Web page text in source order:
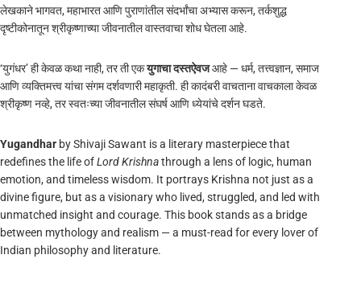
लेखकाने भागवत, महाभारत आणि पुराणांतील संदर्भांचा अभ्यास करून, तर्कशुद्ध
दृष्टीकोनातून श्रीकृष्णाच्या जीवनातील वास्तवाचा शोध घेतला आहे.
‘युगंधर’ ही केवळ कथा नाही, तर ती एकयुगाचा दस्तऐवजआहे — धर्म, तत्त्वज्ञान, समाज
आणि व्यक्तिमत्त्व यांचा संगम दर्शवणारी महाकृती. ही कादंबरी वाचताना वाचकाला केवळ
श्रीकृष्ण नव्हे, तर स्वतःच्या जीवनातील संघर्ष आणि ध्येयांचे दर्शन घडते.
Yugandhar by Shivaji Sawant is a literary masterpiece that
redefines the life ofLord Krishnathrough a lens of logic, human
emotion, and timeless wisdom. It portrays Krishna not just as a
divine figure, but as a visionary who lived, struggled, and led with
unmatched insight and courage. This book stands as a bridge
between mythology and realism — a must-read for every lover of
Indian philosophy and literature.